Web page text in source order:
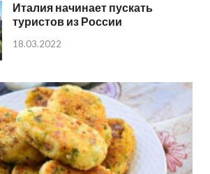
Италия начинает пускать
туристов из России
18.03.2022